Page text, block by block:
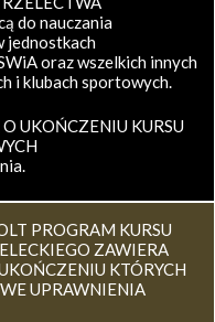
do nauczania
jednostkach
oraz wszelkich innych
i klubach sportowych.
UKOŃCZENIU KURSU
PROGRAM KURSU
ZAWIERA
KTÓRYCH
UPRAWNIENIA